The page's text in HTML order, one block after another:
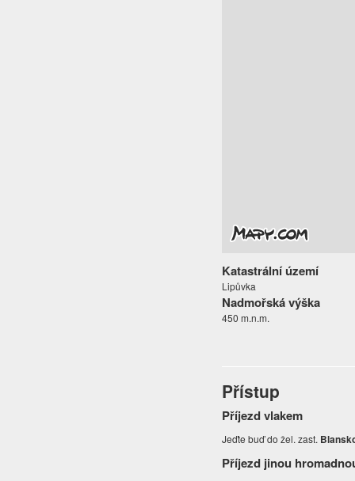
Katastrální území
Lipůvka
Nadmořská výška
450 m.n.m.
Přístup
Příjezd vlakem
Jeďte buď do žel. zast.
Příjezd jinou